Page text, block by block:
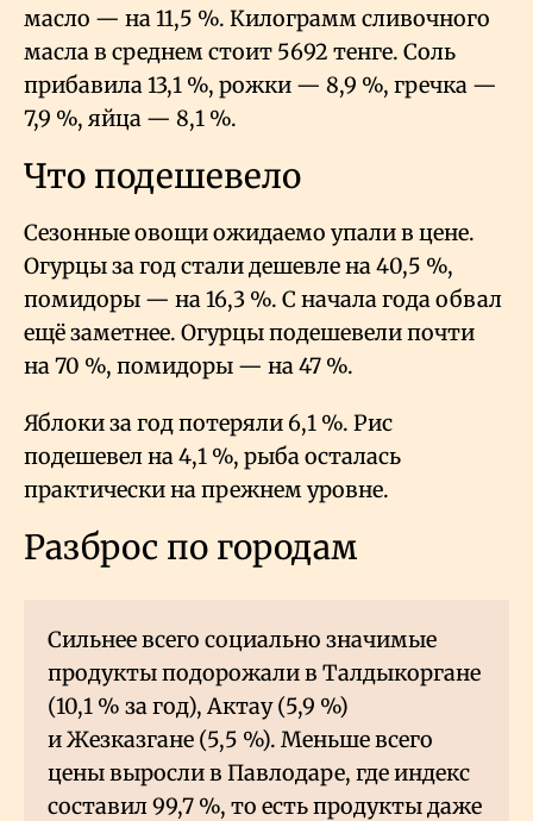
масло — на 11,5 %. Килограмм сливочного
масла в среднем стоит 5692 тенге. Соль
прибавила 13,1 %, рожки — 8,9 %, гречка —
7,9 %, яйца — 8,1 %.
Что подешевело
Сезонные овощи ожидаемо упали в цене.
Огурцы за год стали дешевле на 40,5 %,
помидоры — на 16,3 %. С начала года обвал
ещё заметнее. Огурцы подешевели почти
на 70 %, помидоры — на 47 %.
Яблоки за год потеряли 6,1 %. Рис
подешевел на 4,1 %, рыба осталась
практически на прежнем уровне.
Разброс по городам
Сильнее всего социально значимые
продукты подорожали в Талдыкоргане
(10,1 % за год), Актау (5,9 %)
и Жезказгане (5,5 %). Меньше всего
цены выросли в Павлодаре, где индекс
составил 99,7 %, то есть продукты даже